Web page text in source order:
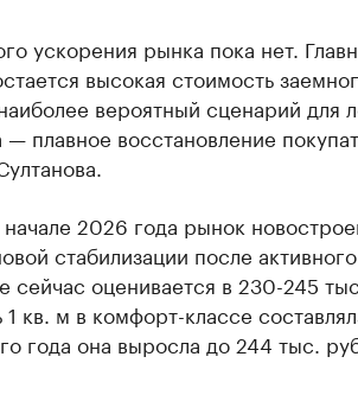
ускорения рынка пока нет.
высокая стоимость
вероятный сценарий для
плавное восстановление
2026 года рынок
стабилизации после
сейчас оценивается в 230-245
кв. м в комфорт-классе
года она выросла до 244 тыс.